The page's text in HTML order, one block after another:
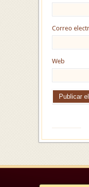
Correo
Web